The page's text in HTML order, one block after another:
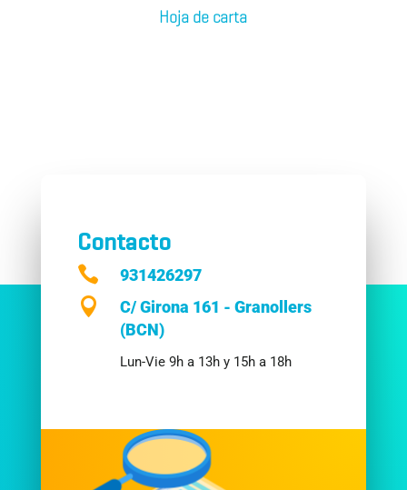
Hoja de carta
Contacto
 931426297

C/ Girona 161 - Granollers
(BCN)
Lun-Vie 9h a 13h y 15h a 18h